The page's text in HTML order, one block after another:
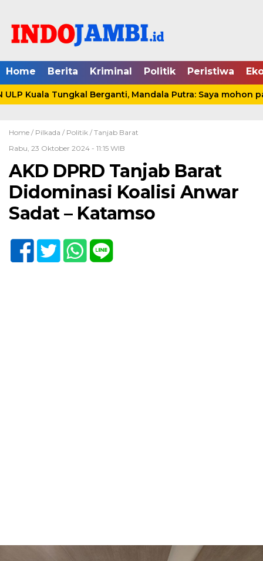
Home Berita Kriminal Politik Peristiwa
Kuala Tungkal Berganti, Mandala Putra: Saya mohon
Home / Pilkada / Politik / Tanjab Barat
Rabu, 23 Oktober 2024 - 11:15 WIB
AKD DPRD Tanjab Barat
Didominasi Koalisi Anwar
Sadat – Katamso